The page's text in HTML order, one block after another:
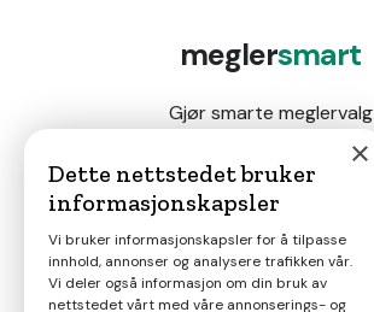
meglersmart
Gjør smarte meglervalg
Magasin
Nyheter
×
Dette nettstedet bruker
informasjonskapsler
Vi bruker informasjonskapsler for å tilpasse
innhold, annonser og analysere trafikken vår.
Vi deler også informasjon om din bruk av
nettstedet vårt med våre annonserings- og